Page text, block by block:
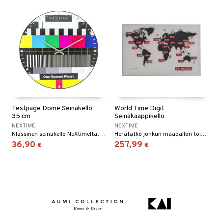
Testpage Dome Seinäkello
35 cm
NEXTIME
Klassinen seinäkello NeXtimelta, jossa kellotaulun aiheena on maailmankuulu TV:n "testikuva". Kelloa peittää kupolinmuotoinen lasi, joka antaa koko kellolle elävän ilmeen.
36,90 €
World Time Digit
Seinäkaappikello
NEXTIME
Herätätkö jonkun maapallon toisella puolella puheluillasi? Tämän kellon avulla pääset eroon siitä ongelmasta. Kello näyttää ajan eri puolilla maailmaa, ja se näyttää myös päivän päivämäärän oikeassa alakulmassa.
257,99 €